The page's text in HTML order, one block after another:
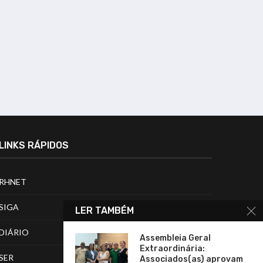
LINKS RÁPIDOS
RHNET
LER TAMBÉM
Assembleia Geral
Extraordinária:
Associados(as) aprovam